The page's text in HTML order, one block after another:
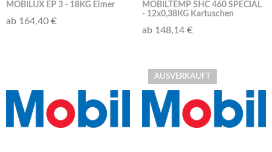
MOBILUX EP 3 - 18KG Eimer
ab 164,40 €
MOBILTEMP SHC 460 SPECIAL
- 12x0,38KG Kartuschen
ab 148,14 €
AUSVERKAUFT